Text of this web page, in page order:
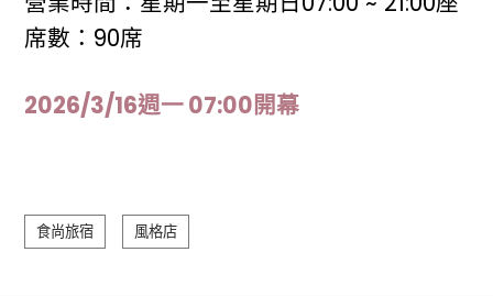
席數：90席
2026/3/16週一 07:00開幕
食尚旅宿 風格店